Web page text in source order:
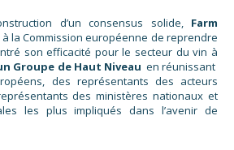
d’un consensus solide, Farm
à la Commission européenne de reprendre
son efficacité pour le secteur du vin à
Groupe de Haut Niveau en réunissant
des représentants des acteurs
des ministères nationaux et
les plus impliqués dans l’avenir de